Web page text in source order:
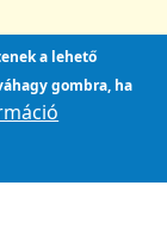
a lehető
gombra, ha